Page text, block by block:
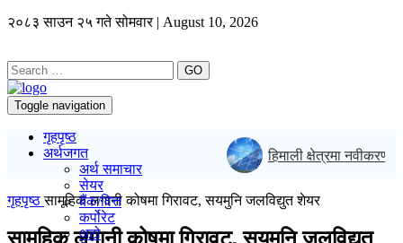
२०८३ साउन २५ गते सोमवार | August 10, 2026
GO
Toggle navigation
गृहपृष्ठ
अर्थजगत
अर्थ समाचार
सेयर
बैंक/वित्त
कर्पोरेट
अटो
हिमाली क्षेत्रमा नवीकरणीय
गृहपृष्ठसामूहिक लगानी कोषमा गिरावट, सयमुनि जलविद्युत शेयर